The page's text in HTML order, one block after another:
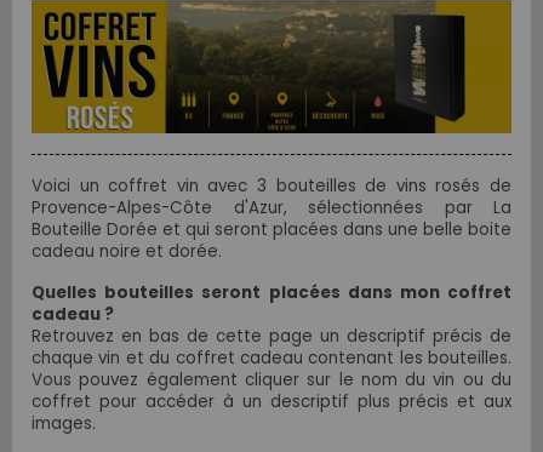
Voici un coffret vin avec 3 bouteilles de vins rosés de
Provence-Alpes-Côte d'Azur, sélectionnées par La
Bouteille Dorée et qui seront placées dans une belle boite
cadeau noire et dorée.
Quelles bouteilles seront placées dans mon coffret
cadeau ?
Retrouvez en bas de cette page un descriptif précis de
chaque vin et du coffret cadeau contenant les bouteilles.
Vous pouvez également cliquer sur le nom du vin ou du
coffret pour accéder à un descriptif plus précis et aux
images.